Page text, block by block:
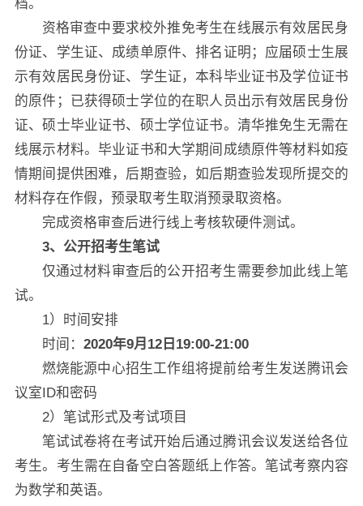
档。
资格审查中要求校外推免考生在线展示有效居民身
份证、学生证、成绩单原件、排名证明；应届硕士生展
示有效居民身份证、学生证，本科毕业证书及学位证书
的原件；已获得硕士学位的在职人员出示有效居民身份
证、硕士毕业证书、硕士学位证书。清华推免生无需在
线展示材料。毕业证书和大学期间成绩原件等材料如疫
情期间提供困难，后期查验，如后期查验发现所提交的
材料存在作假，预录取考生取消预录取资格。
完成资格审查后进行线上考核软硬件测试。
3、公开招考生笔试
仅通过材料审查后的公开招考生需要参加此线上笔
试。
1）时间安排
时间： 2020年9月12日19:00-21:00
燃烧能源中心招生工作组将提前给考生发送腾讯会
议室ID和密码
2）笔试形式及考试项目
笔试试卷将在考试开始后通过腾讯会议发送给各位
考生。考生需在自备空白答题纸上作答。笔试考察内容
为数学和英语。